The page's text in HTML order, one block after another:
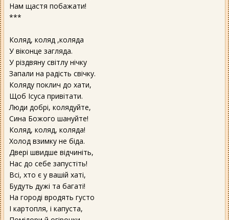
Нам щастя побажати!
***
Коляд, коляд ,коляда
У віконце загляда.
У різдвяну світлу нічку
Запали на радість свічку.
Коляду поклич до хати,
Щоб Ісуса привітати.
Люди добрі, колядуйте,
Сина Божого шануйте!
Коляд, коляд, коляда!
Холод взимку не біда.
Двері швидше відчиніть,
Нас до себе запустіть!
Всі, хто є у вашій хаті,
Будуть дужі та багаті!
На городі вродять густо
І картопля, і капуста,